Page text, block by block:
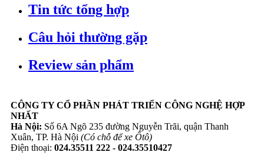
Tin tức tổng hợp
Câu hỏi thường gặp
Review sản phẩm
CÔNG TY CỔ PHẦN PHÁT TRIỂN CÔNG NGHỆ HỢP
NHẤT
Hà Nội: Số 6A Ngõ 235 đường Nguyễn Trãi, quận Thanh
Xuân, TP. Hà Nội (Có chỗ để xe Ôtô)
Điện thoại: 024.35511 222 - 024.35510427